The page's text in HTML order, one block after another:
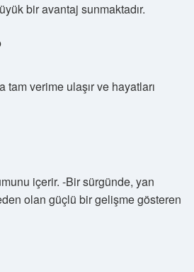
bir avantaj sunmaktadır.
verime ulaşır ve hayatları
içerir. -Bir sürgünde, yan
olan güçlü bir gelişme gösteren